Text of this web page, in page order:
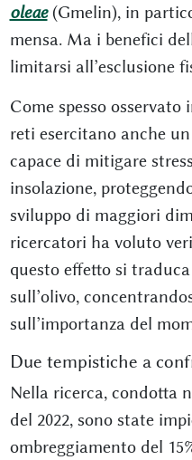
oleae(Gmelin), in
mensa. Ma i benefici
limitarsi all’esclusione
Come spesso
reti esercitano anche
capace di mitigare
insolazione,
sviluppo di maggiori
ricercatori ha voluto
questo effetto si
sull’olivo,
sull’importanza del
Due tempistiche a
Nella ricerca, condotta
del 2022, sono state
ombreggiamento del